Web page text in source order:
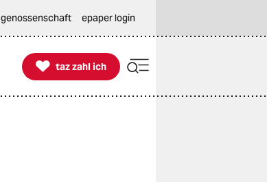
genossenschaft epaper login

taz zahl ich
taz zahl ich